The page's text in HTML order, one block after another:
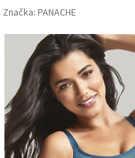
Značka: PANACHE